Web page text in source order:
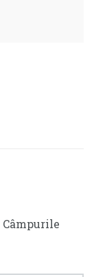
Câmpurile